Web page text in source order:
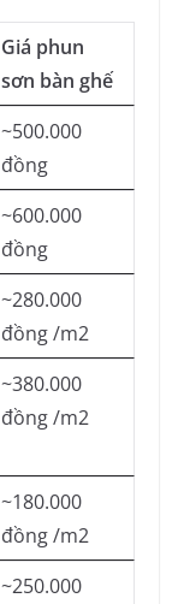
Giá phun
sơn bàn ghế
~500.000
đồng
~600.000
đồng
~280.000
đồng /m2
~380.000
đồng /m2
~180.000
đồng /m2
~250.000